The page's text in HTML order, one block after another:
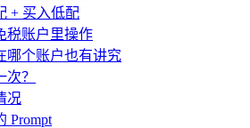
+ 买入低配
税账户里操作
哪个账户也有讲究
？
况
Prompt